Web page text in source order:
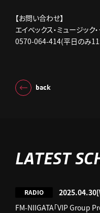
【お問い合わせ】
エイベックス・ミュージック
0570-064-414(平日のみ
back
LATEST
RADIO 2025.04.30
FM-NIIGATA「VIP Group